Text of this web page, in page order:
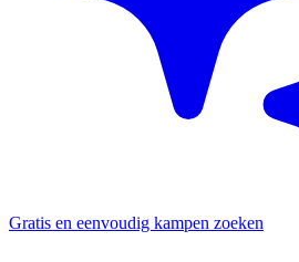
Gratis en eenvoudig kampen zoeken